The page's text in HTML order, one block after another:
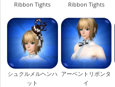
Ribbon Tights
Ribbon Tights
シュクルメルヘンハ
ット
アーベントリボンタ
イ